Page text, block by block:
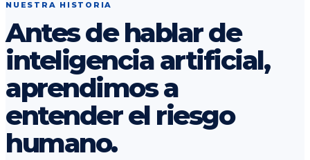
NUESTRA HISTORIA
Antes de hablar de
inteligencia artificial,
aprendimos a
entender el riesgo
humano.